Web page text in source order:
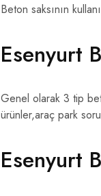
Beton saksının
Esenyurt
Genel olarak 3 tip
ürünler,araç park
Esenyurt